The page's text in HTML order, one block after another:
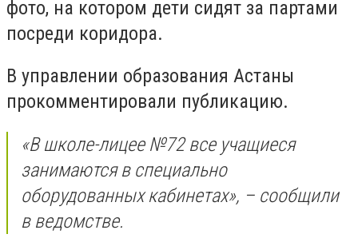
фото, на котором дети сидят за партами
посреди коридора.
В управлении образования Астаны
прокомментировали публикацию.
«В школе-лицее №72 все учащиеся
занимаются в специально
оборудованных кабинетах», – сообщили
в ведомстве.